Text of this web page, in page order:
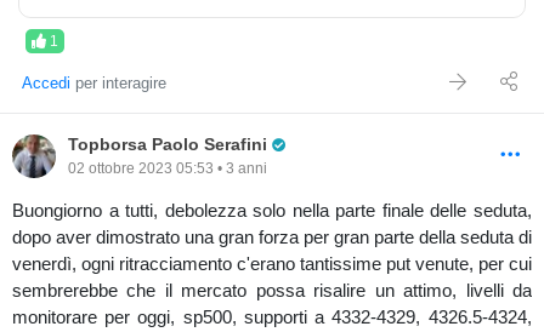
1
Accedi per interagire
Topborsa Paolo Serafini
02 ottobre 2023 05:53 • 3 anni
Buongiorno a tutti, debolezza solo nella parte finale delle seduta,
dopo aver dimostrato una gran forza per gran parte della seduta di
venerdì, ogni ritracciamento c'erano tantissime put venute, per cui
sembrerebbe che il mercato possa risalire un attimo, livelli da
monitorare per oggi, sp500, supporti a 4332-4329, 4326.5-4324,